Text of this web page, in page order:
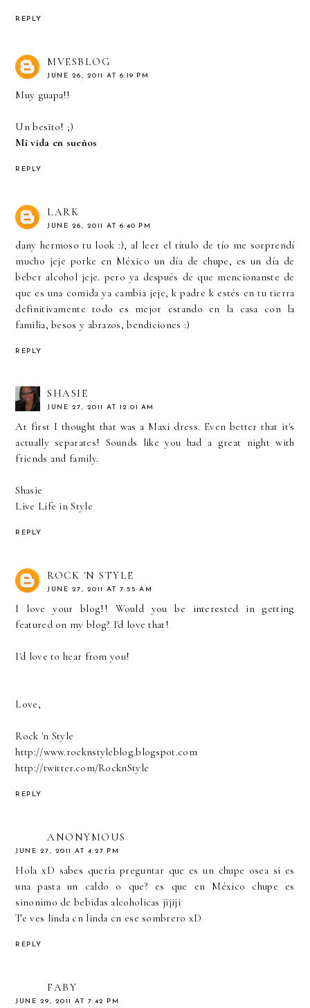
REPLY
MVESBLOG
JUNE 26, 2011 AT 6:19 PM
Muy guapa!!
Un besito! ;)
Mi vida en sueños
REPLY
LARK
JUNE 26, 2011 AT 6:40 PM
dany hermoso tu look :), al leer el título de tío me sorprendí
mucho jeje porke en México un día de chupe, es un día de
beber alcohol jeje. pero ya después de que mencionanste de
que es una comida ya cambia jeje, k padre k estés en tu tierra
definitivamente todo es mejor estando en la casa con la
familia, besos y abrazos, bendiciones :)
REPLY
SHASIE
JUNE 27, 2011 AT 12:01 AM
At first I thought that was a Maxi dress. Even better that it's
actually separates! Sounds like you had a great night with
friends and family.
Shasie
Live Life in Style
REPLY
ROCK 'N STYLE
JUNE 27, 2011 AT 7:55 AM
I love your blog!! Would you be interested in getting
featured on my blog? I'd love that!
I'd love to hear from you!
Love,
Rock 'n Style
http://www.rocknstyleblog.blogspot.com
http://twitter.com/RocknStyle
REPLY
ANONYMOUS
JUNE 27, 2011 AT 4:27 PM
Hola xD sabes queria preguntar que es un chupe osea si es
una pasta un caldo o que? es que en México chupe es
sinonimo de bebidas alcoholicas jijiji
Te ves linda cn linda cn ese sombrero xD
REPLY
FABY
JUNE 29, 2011 AT 7:42 PM